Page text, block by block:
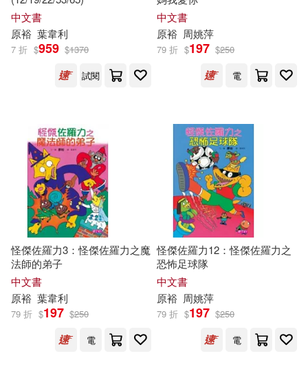
森裕司…等(1) 毛羽剛(1)
水野雅弘(1) 永野裕之(1)
章昌裕、韓琪(1)
臺中市葫蘆墩文化中心(1)
蔡開裕(1)
西成活裕(1) 詹前裕(1)
鈴木淳史(1) 鎌田啟生(1)
陳成裕等(1) 陳穎文(1)
台灣中華書局(1) 宇樂(1)
東北財經大學出版社(1)
湖南文藝出版社(1)
湖南美術出版社(1)
漢湘文化(1) 環境部(1)
碁峰(1)
中文書
原裕 葉韋利
7 折 $959 $1370
試閱
中文書
原裕 周姚萍
79 折 $197 $250
電
怪傑佐羅力3：怪傑佐羅力之魔
法師的弟子
中文書
原裕 葉韋利
79 折 $197 $250
電
怪傑佐羅力12：怪傑佐羅力之
恐怖足球隊
中文書
原裕 周姚萍
79 折 $197 $250
電